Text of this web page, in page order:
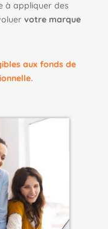
à appliquer des
votre marque
aux fonds de